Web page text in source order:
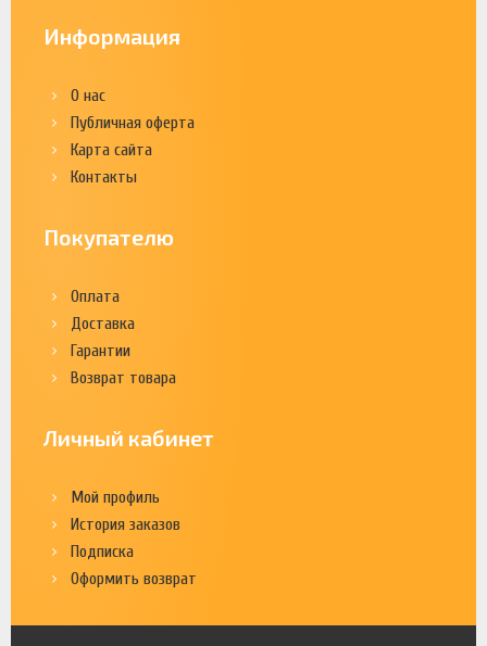
Информация
О нас
Публичная оферта
Карта сайта
Контакты
Покупателю
Оплата
Доставка
Гарантии
Возврат товара
Личный кабинет
Мой профиль
История заказов
Подписка
Оформить возврат